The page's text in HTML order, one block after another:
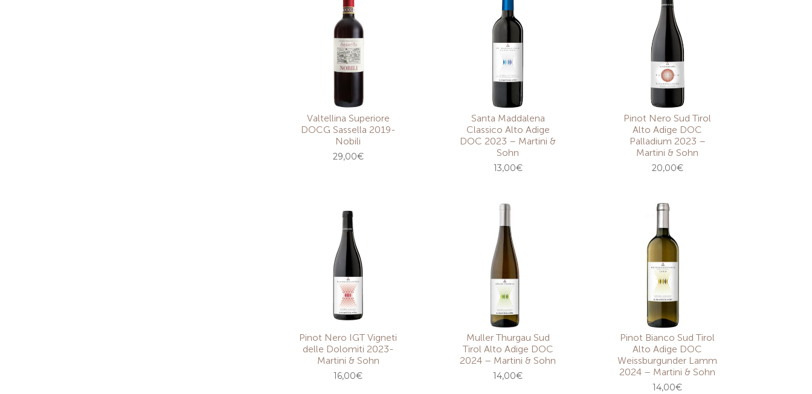
Valtellina Superiore
DOCG Sassella 2019-
Nobili
29,00€
Santa Maddalena
Classico Alto Adige
DOC 2023 – Martini &
Sohn
13,00€
Pinot Nero Sud Tirol
Alto Adige DOC
Palladium 2023 –
Martini & Sohn
20,00€
Pinot Nero IGT Vigneti
delle Dolomiti 2023-
Martini & Sohn
16,00€
Muller Thurgau Sud
Tirol Alto Adige DOC
2024 – Martini & Sohn
14,00€
Pinot Bianco Sud Tirol
Alto Adige DOC
Weissburgunder Lamm
2024 – Martini & Sohn
14,00€